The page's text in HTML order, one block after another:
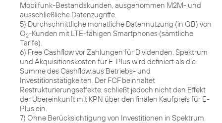
Mobilfunk-Bestandskunden, ausgenommen M2M- und
ausschließliche Datenzugriffe.
5) Durchschnittliche monatliche Datennutzung (in GB) von
O2-Kunden mit LTE-fähigen Smartphones (sämtliche
Tarife).
6) Free Cashflow vor Zahlungen für Dividenden, Spektrum
und Akquisitionskosten für E-Plus wird definiert als die
Summe des Cashflow aus Betriebs- und
Investitionstätigkeiten. Der FCF beinhaltet
Restrukturierungseffekte, schließt jedoch nicht den Effekt
der Übereinkunft mit KPN über den finalen Kaufpreis für E-
Plus ein.
7) Ohne Berücksichtigung von Investitionen in Spektrum.